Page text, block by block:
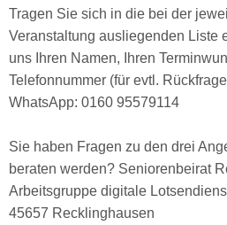
Tragen Sie sich in die bei der
Veranstaltung ausliegenden Liste
uns Ihren Namen, Ihren
Telefonnummer (für evtl.
WhatsApp: 0160 95579114
Sie haben Fragen zu den drei
beraten werden? Seniorenbeirat
Arbeitsgruppe digitale
45657 Recklinghausen